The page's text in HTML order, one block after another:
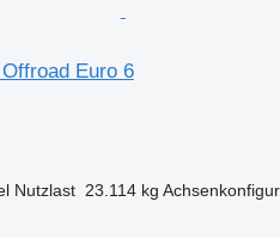
Euro 6
Nutzlast 23.114 kg